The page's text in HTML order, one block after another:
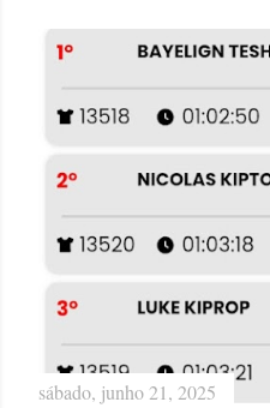
sábado, junho 21, 2025